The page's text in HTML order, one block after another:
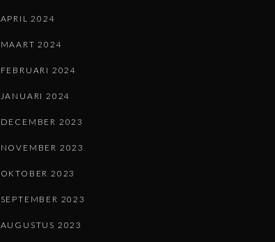
APRIL 2024
MAART 2024
FEBRUARI 2024
JANUARI 2024
DECEMBER 2023
NOVEMBER 2023
OKTOBER 2023
SEPTEMBER 2023
AUGUSTUS 2023